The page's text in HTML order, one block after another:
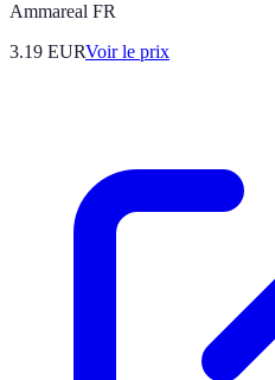
Ammareal FR
3.19 EURVoir le prix